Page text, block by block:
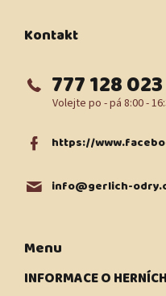
Kontakt
info@gerlich-
777 128 023
https://
Menu
INFORMACE O